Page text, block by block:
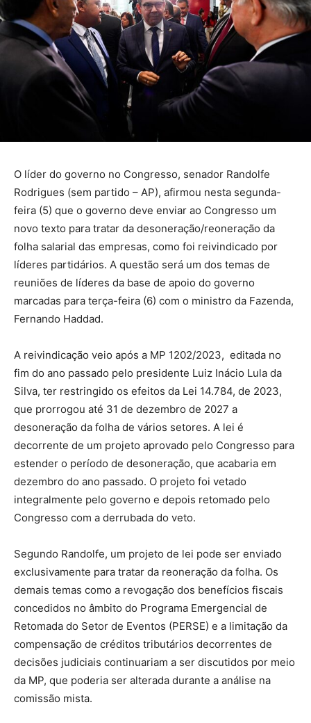
O líder do governo no Congresso, senador Randolfe
Rodrigues (sem partido – AP), afirmou nesta segunda-
feira (5) que o governo deve enviar ao Congresso um
novo texto para tratar da desoneração/reoneração da
folha salarial das empresas, como foi reivindicado por
líderes partidários. A questão será um dos temas de
reuniões de líderes da base de apoio do governo
marcadas para terça-feira (6) com o ministro da Fazenda,
Fernando Haddad.
A reivindicação veio após a MP 1202/2023, editada no
fim do ano passado pelo presidente Luiz Inácio Lula da
Silva, ter restringido os efeitos da Lei 14.784, de 2023,
que prorrogou até 31 de dezembro de 2027 a
desoneração da folha de vários setores. A lei é
decorrente de um projeto aprovado pelo Congresso para
estender o período de desoneração, que acabaria em
dezembro do ano passado. O projeto foi vetado
integralmente pelo governo e depois retomado pelo
Congresso com a derrubada do veto.
Segundo Randolfe, um projeto de lei pode ser enviado
exclusivamente para tratar da reoneração da folha. Os
demais temas como a revogação dos benefícios fiscais
concedidos no âmbito do Programa Emergencial de
Retomada do Setor de Eventos (PERSE) e a limitação da
compensação de créditos tributários decorrentes de
decisões judiciais continuariam a ser discutidos por meio
da MP, que poderia ser alterada durante a análise na
comissão mista.